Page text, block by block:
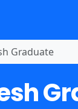
Graduate